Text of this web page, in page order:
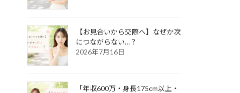
【お見合いから交際へ】なぜか次
につながらない…？
2026年7月16日
「年収600万・身長175cm以上・